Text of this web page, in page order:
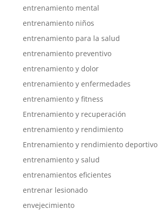
entrenamiento mental
entrenamiento niños
entrenamiento para la salud
entrenamiento preventivo
entrenamiento y dolor
entrenamiento y enfermedades
entrenamiento y fitness
Entrenamiento y recuperación
entrenamiento y rendimiento
Entrenamiento y rendimiento deportivo
entrenamiento y salud
entrenamientos eficientes
entrenar lesionado
envejecimiento